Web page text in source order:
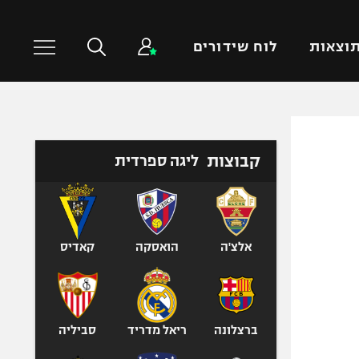
תוצאות לוח שידורים
טניס
כדוריד
כדורעף
שחייה
אגרוף
ספורט אולימפי
UFC
קבוצות ליגה ספרדית
אלצ'ה הואסקה קאדיס
ברצלונה ריאל מדריד סביליה